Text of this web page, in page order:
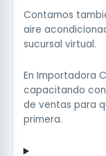
Contamos
aire
sucursal virtual.
En Importadora
capacitando
de ventas para
primera.